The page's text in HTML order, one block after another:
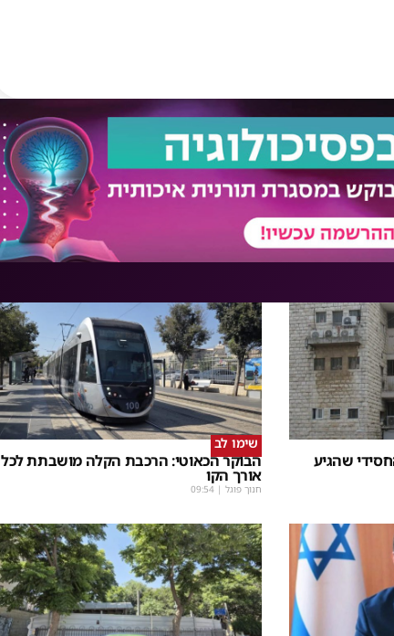
שהגיע
שימו לב
הבוקר הכאוטי: הרכבת הקלה מושבתת לכל
אורך הקו
חנוך פוגל |
09:54